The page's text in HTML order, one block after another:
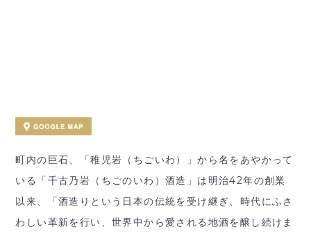
町内の巨石、「稚児岩（ちごいわ）」から名をあやかって
いる「千古乃岩（ちごのいわ）酒造」は明治42年の創業
以来、「酒造りという日本の伝統を受け継ぎ、時代にふさ
わしい革新を行い、世界中から愛される地酒を醸し続けま